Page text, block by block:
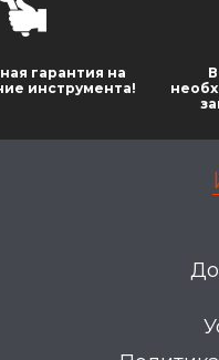
гарантия на
инструмента!